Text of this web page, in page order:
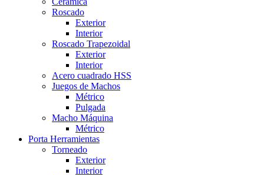
Roscado
Exterior
Interior
Roscado Trapezoidal
Exterior
Interior
Acero cuadrado HSS
Juegos de Machos
Métrico
Pulgada
Macho Máquina
Métrico
Porta Herramientas
Torneado
Exterior
Interior